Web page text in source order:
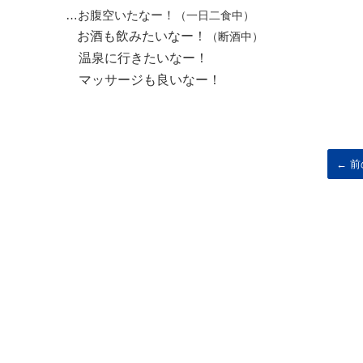
…お腹空いたなー！ （一日二食中）
お酒も飲みたいなー！ （断酒中）
温泉に行きたいなー！
マッサージも良いなー！
← 前